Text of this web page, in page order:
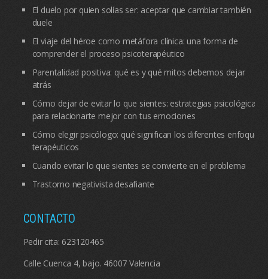
El duelo por quien solías ser: aceptar que cambiar también
duele
El viaje del héroe como metáfora clínica: una forma de
comprender el proceso psicoterapéutico
Parentalidad positiva: qué es y qué mitos debemos dejar
atrás
Cómo dejar de evitar lo que sientes: estrategias psicológicas
para relacionarte mejor con tus emociones
Cómo elegir psicólogo: qué significan los diferentes enfoques
terapéuticos
Cuando evitar lo que sientes se convierte en el problema
Trastorno negativista desafiante
CONTACTO
Pedir cita: 623120465
Calle Cuenca 4, bajo. 46007 Valencia